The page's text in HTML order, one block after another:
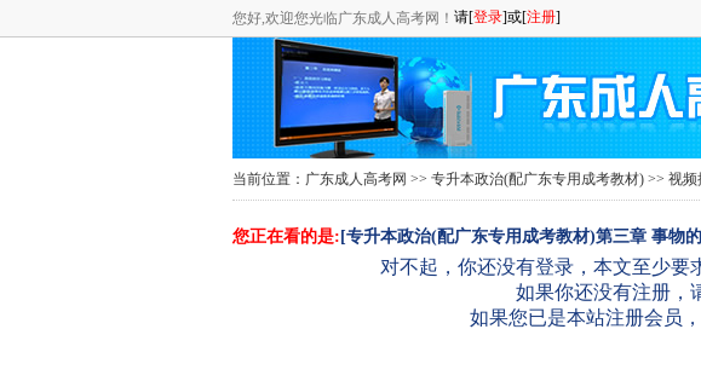
您好,欢迎您光临广东成人高考网！
当前位置： 广东成人高考网 >> 专升本政治(配广东专用成考教材) >> 视频
您正在看的是: [专升本政治(配广东专用成考教材)第三章 事物
对不起，你还没有登录，本文至少要
如果你还没有注册，
如果您已是本站注册会员